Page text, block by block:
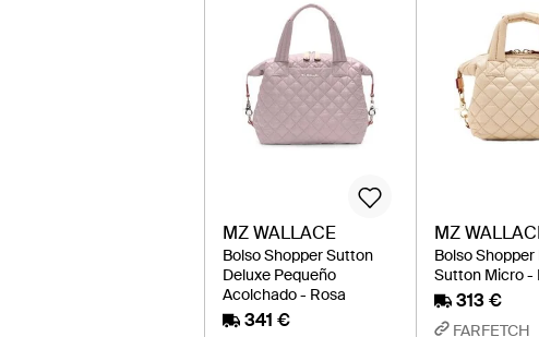
MZ WALLACE
Bolso Shopper Sutton
Deluxe Pequeño
Acolchado - Rosa
341 €
MZ
Bolso Shopper
Sutton Micro -
313 €
FARFETCH